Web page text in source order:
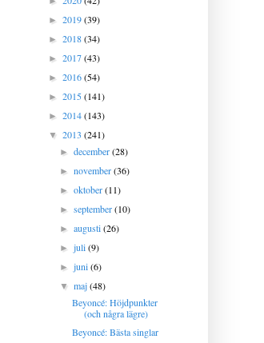
► 2019(39)
► 2018(34)
► 2017(43)
► 2016(54)
► 2015(141)
► 2014(143)
▼ 2013 (241)
►december(28)
►november(36)
►oktober(11)
►september(10)
►augusti(26)
►juli(9)
►juni(6)
▼maj(48)
Beyoncé: Höjdpunkter
(och några lägre)
Beyoncé: Bästa singlar